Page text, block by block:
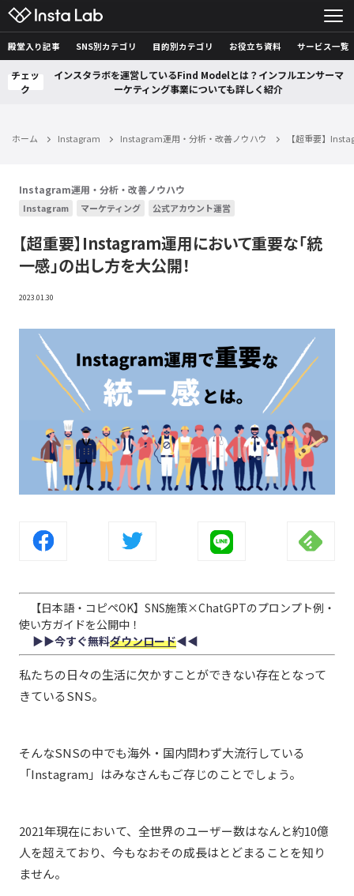
殿堂入り記事 SNS別カテゴリ 目的別カテゴリ お役立ち資料 サービス一覧
チェッ
ク
インスタラボを運営しているFind Modelとは？インフルエンサーマ
ーケティング事業についても詳しく紹介
ホーム Instagram Instagram運用・分析・改善ノウハウ 【超重要】
Instagram運用・分析・改善ノウハウ
Instagram マーケティング 公式アカウント運営
【超重要】Instagram運用において重要な「統
一感」の出し方を大公開！
2023.01.30
【日本語・コピペOK】SNS施策×ChatGPTのプロンプト例・
使い方ガイドを公開中！
▶︎▶︎今すぐ無料ダウンロード◀︎◀︎
私たちの日々の生活に欠かすことができない存在となって
きているSNS。
そんなSNSの中でも海外・国内問わず大流行している
「Instagram」はみなさんもご存じのことでしょう。
2021年現在において、全世界のユーザー数はなんと約10億
人を超えており、今もなおその成長はとどまることを知り
ません。